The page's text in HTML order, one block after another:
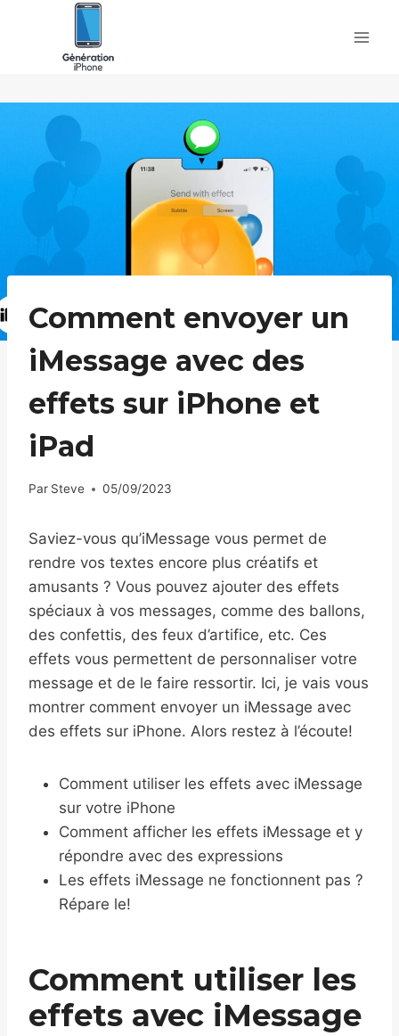
Comment envoyer un
iMessage avec des
effets sur iPhone et
iPad
Par Steve 05/09/2023
Saviez-vous qu’iMessage vous permet de
rendre vos textes encore plus créatifs et
amusants ? Vous pouvez ajouter des effets
spéciaux à vos messages, comme des ballons,
des confettis, des feux d’artifice, etc. Ces
effets vous permettent de personnaliser votre
message et de le faire ressortir. Ici, je vais vous
montrer comment envoyer un iMessage avec
des effets sur iPhone. Alors restez à l’écoute!
Comment utiliser les effets avec iMessage
sur votre iPhone
Comment afficher les effets iMessage et y
répondre avec des expressions
Les effets iMessage ne fonctionnent pas ?
Répare le!
Comment utiliser les
effets avec iMessage